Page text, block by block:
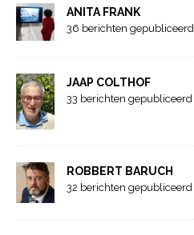
ANITA FRANK
36 berichten gepubliceerd
JAAP COLTHOF
33 berichten gepubliceerd
ROBBERT BARUCH
32 berichten gepubliceerd